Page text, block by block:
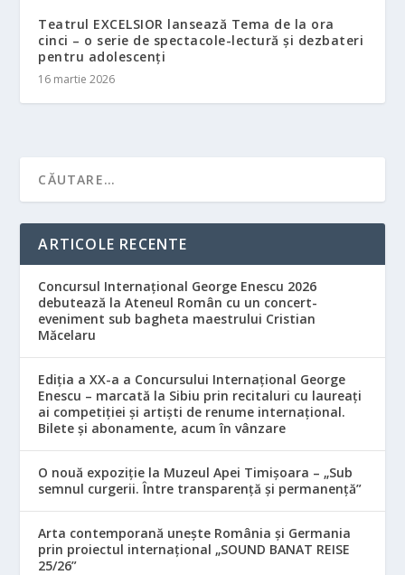
Teatrul EXCELSIOR lansează Tema de la ora
cinci – o serie de spectacole-lectură și dezbateri
pentru adolescenți
16 martie 2026
ARTICOLE RECENTE
Concursul Internațional George Enescu 2026
debutează la Ateneul Român cu un concert-
eveniment sub bagheta maestrului Cristian
Măcelaru
Ediția a XX-a a Concursului Internațional George
Enescu – marcată la Sibiu prin recitaluri cu laureați
ai competiției și artiști de renume internațional.
Bilete și abonamente, acum în vânzare
O nouă expoziție la Muzeul Apei Timișoara – „Sub
semnul curgerii. Între transparență și permanență”
Arta contemporană unește România și Germania
prin proiectul internațional „SOUND BANAT REISE
25/26”